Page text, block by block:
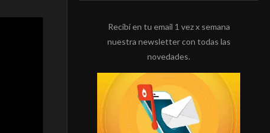
Recibí en tu email 1 vez x semana
nuestra newsletter con todas las
novedades.